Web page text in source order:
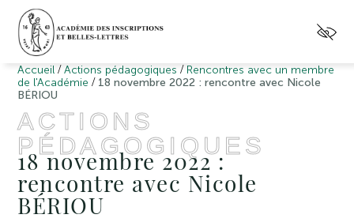
Accueil /Actions pédagogiques / Rencontres avec un membre
de l'Académie / 18 novembre 2022 : rencontre avec Nicole
BÉRIOU
ACTIONS
PÉDAGOGIQUES
18 novembre 2022 :
rencontre avec Nicole
BÉRIOU